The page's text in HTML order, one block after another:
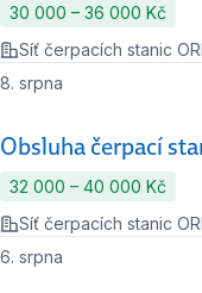
30 000 ‍–‍ 36 000 Kč
Síť čerpacích stanic
Obsluha čerpací
8. srpna
32 000 ‍–‍ 40 000 Kč
Síť čerpacích stanic
6. srpna